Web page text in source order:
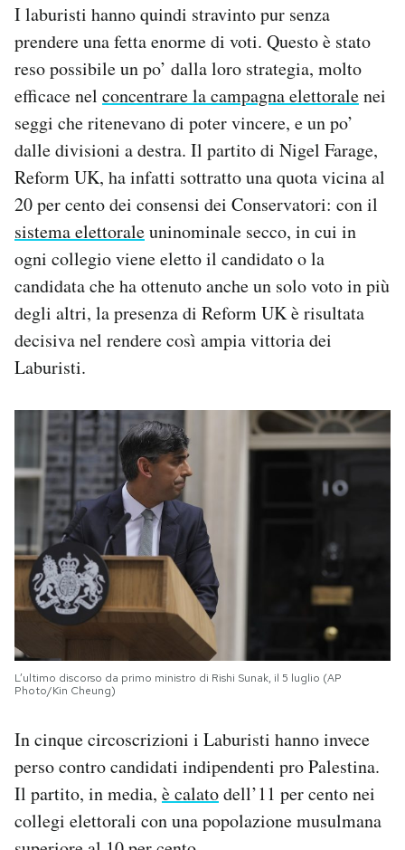
I laburisti hanno quindi stravinto pur senza
prendere una fetta enorme di voti. Questo è stato
reso possibile un po’ dalla loro strategia, molto
efficace nel concentrare la campagna elettoralenei
seggi che ritenevano di poter vincere, e un po’
dalle divisioni a destra. Il partito di Nigel Farage,
Reform UK, ha infatti sottratto una quota vicina al
20 per cento dei consensi dei Conservatori: con il
sistema elettoraleuninominale secco, in cui in
ogni collegio viene eletto il candidato o la
candidata che ha ottenuto anche un solo voto in più
degli altri, la presenza di Reform UK è risultata
decisiva nel rendere così ampia vittoria dei
Laburisti.
L’ultimo discorso da primo ministro di Rishi Sunak, il 5 luglio (AP
Photo/Kin Cheung)
In cinque circoscrizioni i Laburisti hanno invece
perso contro candidati indipendenti pro Palestina.
Il partito, in media, è calatodell’11 per cento nei
collegi elettorali con una popolazione musulmana